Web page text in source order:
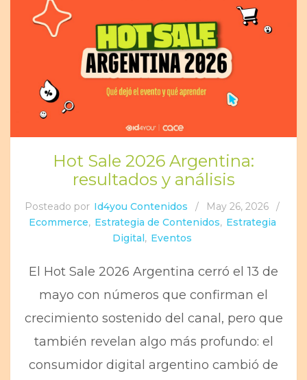
Hot Sale 2026 Argentina:
resultados y análisis
Posteado por Id4you Contenidos / May 26, 2026
/
Ecommerce, Estrategia de Contenidos, Estrategia
Digital, Eventos
El Hot Sale 2026 Argentina cerró el 13 de
mayo con números que confirman el
crecimiento sostenido del canal, pero que
también revelan algo más profundo: el
consumidor digital argentino cambió de